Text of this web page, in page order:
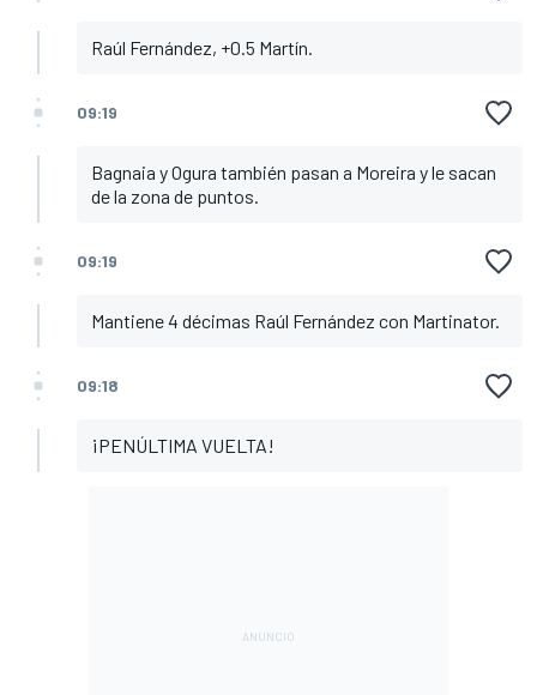
Raúl Fernández, +0.5 Martín.
09:19
Bagnaia y Ogura también pasan a Moreira y le sacan
de la zona de puntos.
09:19
Mantiene 4 décimas Raúl Fernández con Martinator.
09:18
¡PENÚLTIMA VUELTA!